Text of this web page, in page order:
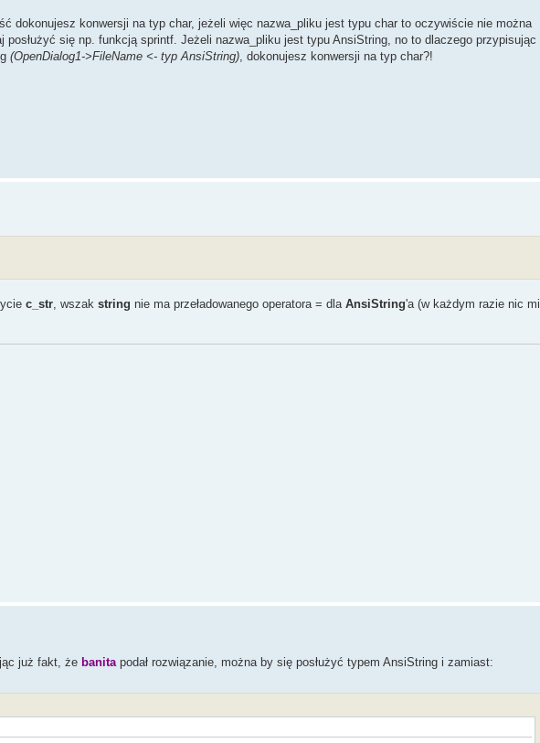
dokonujesz konwersji na typ char, jeżeli więc nazwa_pliku jest typu char to oczywiście nie można
się np. funkcją sprintf. Jeżeli nazwa_pliku jest typu AnsiString, no to dlaczego przypisując
(OpenDialog1->FileName <- typ AnsiString) , dokonujesz konwersji na typ char?!
c_str , wszak string nie ma przeładowanego operatora = dla AnsiString'a (w każdym razie nic mi
już fakt, że banita podał rozwiązanie, można by się posłużyć typem AnsiString i zamiast: